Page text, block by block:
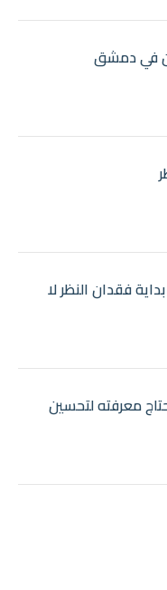
في دمشق
فقدان النظر لا
معرفته لتحسين